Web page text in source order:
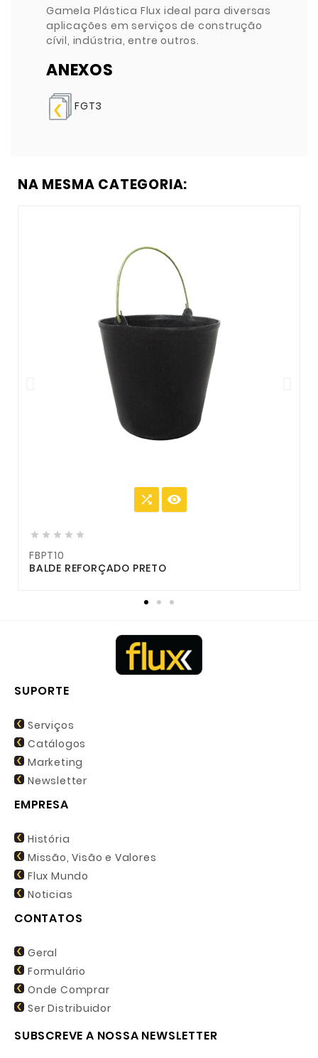
Gamela Plástica Flux ideal para diversas
aplicações em serviços de construção
cívil, indústria, entre outros.
ANEXOS
FGT3
NA MESMA CATEGORIA:
 
    
FBPT10
BALDE REFORÇADO PRETO
SUPORTE
Serviços
Catálogos
Marketing
Newsletter
EMPRESA
História
Missão, Visão e Valores
Flux Mundo
Noticias
CONTATOS
Geral
Formulário
Onde Comprar
Ser Distribuidor
SUBSCREVE A NOSSA NEWSLETTER